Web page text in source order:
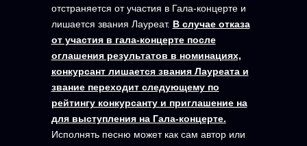
отстраняется от участия в Гала-концерте и
лишается звания Лауреат. В случае отказа
от участия в гала-концерте после
оглашения результатов в номинациях,
конкурсант лишается звания Лауреата и
звание переходит следующему по
рейтингу конкурсанту и приглашение на
для выступления на Гала-концерте.
Исполнять песню может как сам автор или